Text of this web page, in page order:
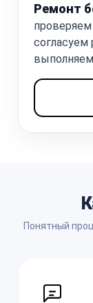
Ремонт
согласуем
Понятный